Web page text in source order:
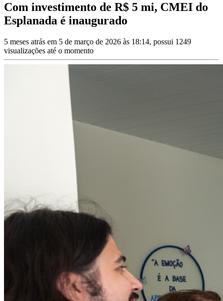
Com investimento de R$ 5 mi, CMEI do
Esplanada é inaugurado
5 meses atrás em 5 de março de 2026 às 18:14, possui 1249
visualizações até o momento